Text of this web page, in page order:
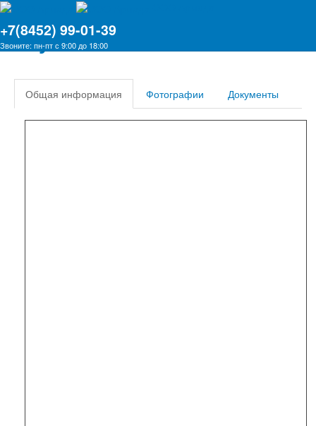
+7(8452) 99-01-39
Звоните: пн-пт с 9:00 до 18:00
Ступени
Общая информация Фотографии Документы